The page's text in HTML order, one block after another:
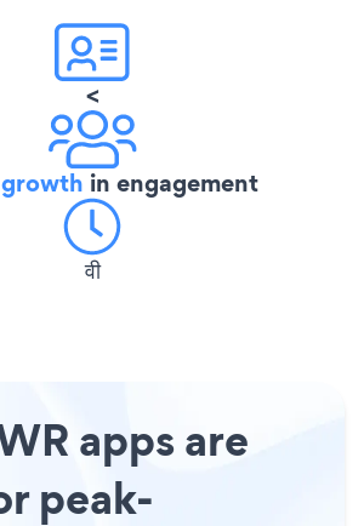
<
in engagement
वी
apps are
peak-